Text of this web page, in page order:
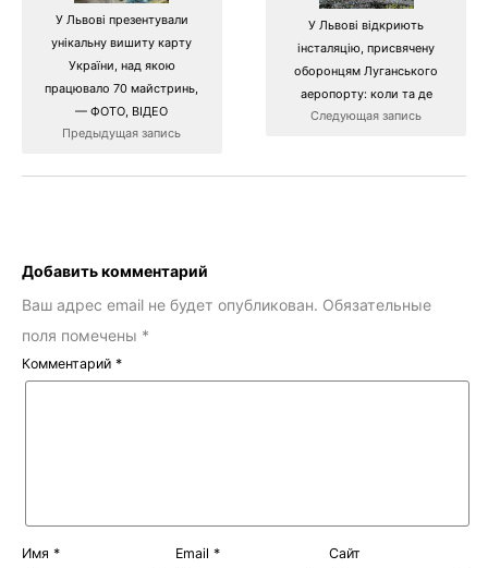
У Львові презентували
унікальну вишиту карту
України, над якою
працювало 70 майстринь,
— ФОТО, ВІДЕО
Предыдущая запись
У Львові відкриють
інсталяцію, присвячену
оборонцям Луганського
аеропорту: коли та де
Следующая запись
Добавить комментарий
Ваш адрес email не будет опубликован. Обязательные
поля помечены *
Комментарий *
Имя * Email * Сайт